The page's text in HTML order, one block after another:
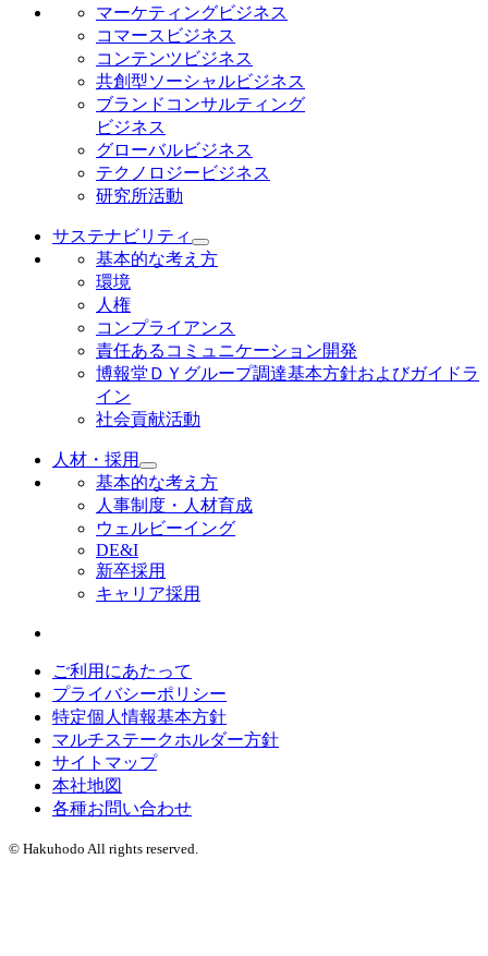
マーケティングビジネス
コマースビジネス
コンテンツビジネス
共創型ソーシャルビジネス
ブランドコンサルティング
ビジネス
グローバルビジネス
テクノロジービジネス
研究所活動
サステナビリティ
基本的な考え方
環境
人権
コンプライアンス
責任あるコミュニケーション開発
博報堂ＤＹグループ調達基本方針およびガイドラ
イン
社会貢献活動
人材・採用
基本的な考え方
人事制度・人材育成
ウェルビーイング
DE&I
新卒採用
キャリア採用
ご利用にあたって
プライバシーポリシー
特定個人情報基本方針
マルチステークホルダー方針
サイトマップ
本社地図
各種お問い合わせ
© Hakuhodo All rights reserved.